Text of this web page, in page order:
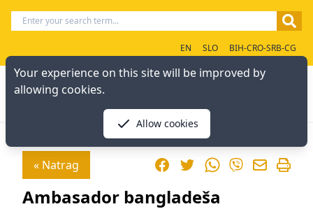
EN SLO BIH-CRO-SRB-CG
« Natrag FacebookTwitterWhatsApp
Viber
Ambasador bangladeša
Your experience on this site will be improved by
allowing cookies.
Allow cookies